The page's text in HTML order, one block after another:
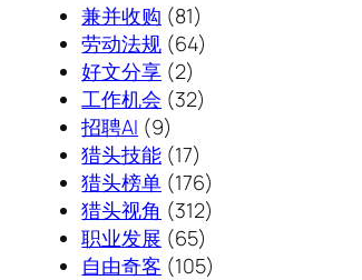
兼并收购 (81)
劳动法规 (64)
好文分享 (2)
工作机会 (32)
招聘AI (9)
猎头技能 (17)
猎头榜单 (176)
猎头视角 (312)
职业发展 (65)
自由奇客 (105)